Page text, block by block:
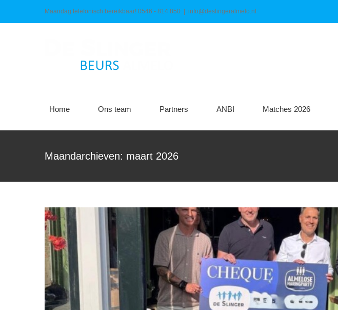
Maandag telefonisch bereikbaar! 0546 - 814 850 info@deslingeralmelo.nl
Home Ons team Partners ANBI Matches 2026
Maandarchieven: maart 2026